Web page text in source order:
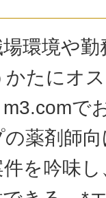
環境や勤
たにオ
で
薬剤師
を吟味